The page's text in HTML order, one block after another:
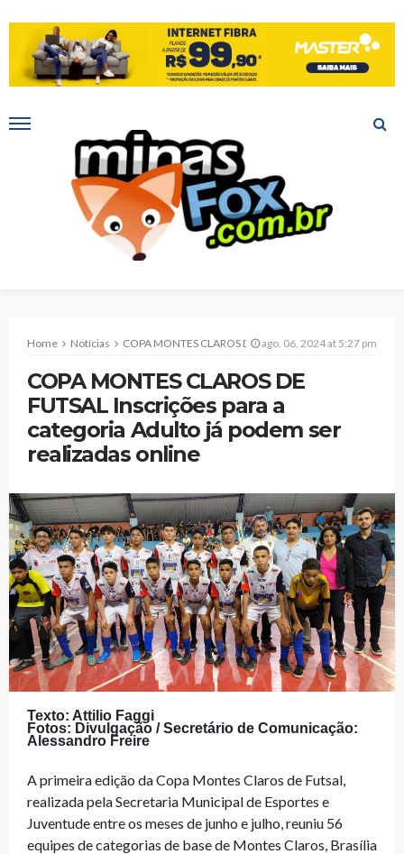
Home Notícias COPA MONTES CLAROS DE FUTSAL Inscrições para a categoria Adulto já podem ser realizadas online
ago. 06, 2024 at 5:27 pm
COPA MONTES CLAROS DE
FUTSAL Inscrições para a
categoria Adulto já podem ser
realizadas online
Texto: Attilio Faggi
Fotos: Divul gação /Secretário de Comunicação:
Alessandro Freire
A primeira edição da Copa Montes Claros de Futsal,
realizada pela Secretaria Municipal de Esportes e
Juventude entre os meses de junho e julho, reuniu 56
equipes de categorias de base de Montes Claros, Brasília